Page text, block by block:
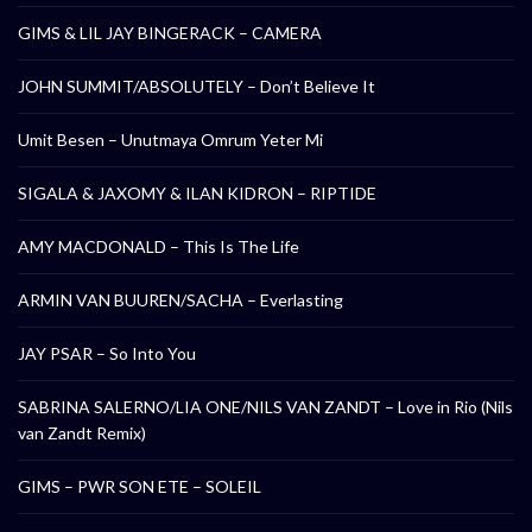
GIMS & LIL JAY BINGERACK – CAMERA
JOHN SUMMIT/ABSOLUTELY – Don’t Believe It
Umit Besen – Unutmaya Omrum Yeter Mi
SIGALA & JAXOMY & ILAN KIDRON – RIPTIDE
AMY MACDONALD – This Is The Life
ARMIN VAN BUUREN/SACHA – Everlasting
JAY PSAR – So Into You
SABRINA SALERNO/LIA ONE/NILS VAN ZANDT – Love in Rio (Nils
van Zandt Remix)
GIMS – PWR SON ETE – SOLEIL